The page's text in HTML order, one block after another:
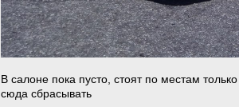
В салоне пока пусто, стоят по местам
сюда сбрасывать